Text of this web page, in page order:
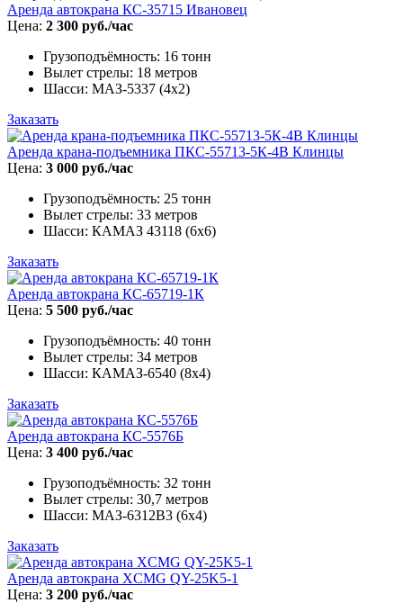
Аренда автокрана КС-35715 Ивановец
Цена: 2 300 руб./час
Грузоподъёмность: 16 тонн
Вылет стрелы: 18 метров
Шасси: МАЗ-5337 (4x2)
Заказать
Аренда крана-подъемника ПКС-55713-5К-4В Клинцы
Цена: 3 000 руб./час
Грузоподъёмность: 25 тонн
Вылет стрелы: 33 метров
Шасси: КАМАЗ 43118 (6х6)
Заказать
Аренда автокрана КС-65719-1К
Цена: 5 500 руб./час
Грузоподъёмность: 40 тонн
Вылет стрелы: 34 метров
Шасси: КАМАЗ-6540 (8х4)
Заказать
Аренда автокрана КС-5576Б
Цена: 3 400 руб./час
Грузоподъёмность: 32 тонн
Вылет стрелы: 30,7 метров
Шасси: МАЗ-6312B3 (6х4)
Заказать
Аренда автокрана XCMG QY-25K5-1
Цена: 3 200 руб./час